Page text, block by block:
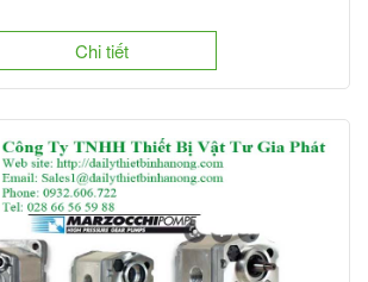
Chi tiết